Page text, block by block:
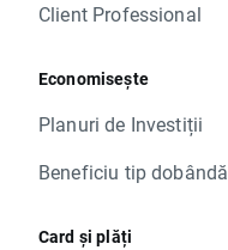
Client Professional
Economisește
Planuri de Investiții
Beneficiu tip dobândă
Card și plăți